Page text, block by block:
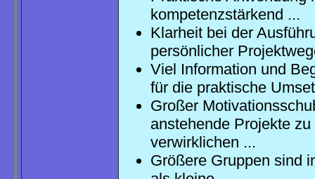
kompetenzstärkend ...
Klarheit bei der
persönlicher
Viel Information und
für die praktische
Großer
anstehende Projekte zu
verwirklichen ...
Größere Gruppen sind